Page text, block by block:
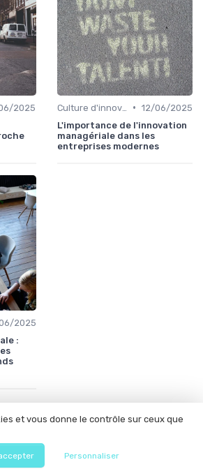
2025
• 12/06/2025
L'importance de l'innovation
managériale dans les
entreprises modernes
2025
:
et vous donne le contrôle sur ceux que
Personnaliser